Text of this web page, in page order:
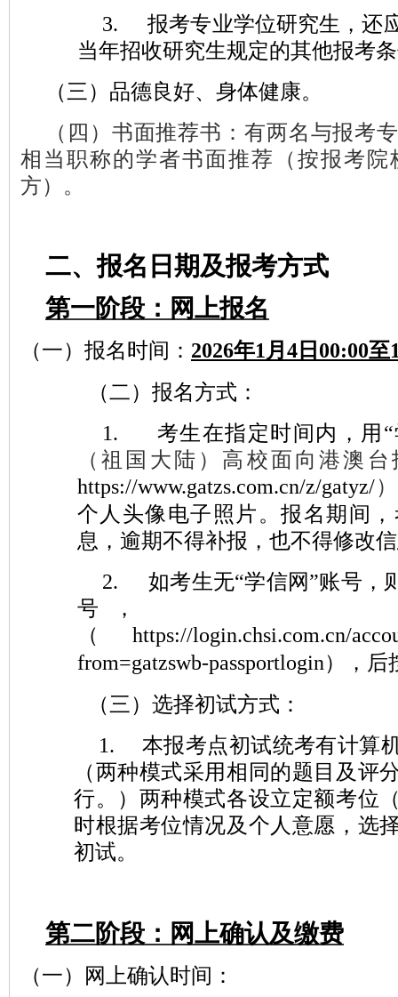
3.
报考专业学位研究生，还
当年招收研究生规定的其他报考
（三）品德良好、身体健康。
（四）书面推荐书：有两名与报考
相当职称的学者书面推荐（按报考院
方）。
二、报名日期及报考方式
第一阶段：网上报名
（一） 报名时间： 2026年1月4日00:00至
（二） 报名方式：
1.
考生在指定时间内，用
（祖国大陆）高校面向港澳
https://www.gatzs.com.cn/z/gatyz/）
个人头像电子照片。报名期间
息，逾期不得补报，也不得修改
2.
如考生无“学信网”账号，
号
（ https://login.chsi.com.cn/
from=gatzswb-passportlogin），后
（三） 选择初试方式：
1.
本报考点初试统考有计算
（两种模式采用相同的题目及评
行。）两种模式各设立定额考位
时根据考位情况及个人意愿，选
初试。
第二阶段：网上确认及缴费
（一）
网上确认时间：